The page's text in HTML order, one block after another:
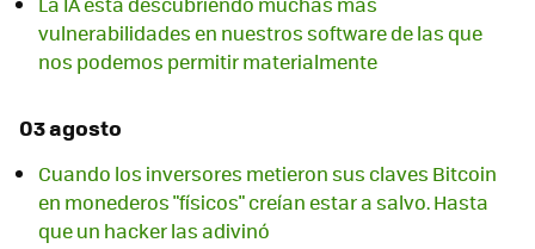
vulnerabilidades en nuestros software de las que
nos podemos permitir materialmente
03 agosto
Cuando los inversores metieron sus claves Bitcoin
en monederos "físicos" creían estar a salvo. Hasta
que un hacker las adivinó